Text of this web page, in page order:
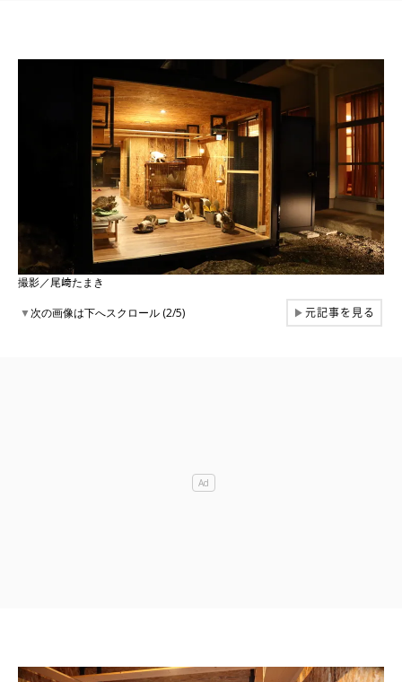
撮影／尾﨑たまき
▼次の画像は下へスクロール (2/5) ▶元記事を見る